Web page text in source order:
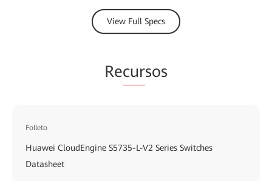
View Full Specs
Recursos
Folleto
Huawei CloudEngine S5735-L-V2 Series Switches
Datasheet